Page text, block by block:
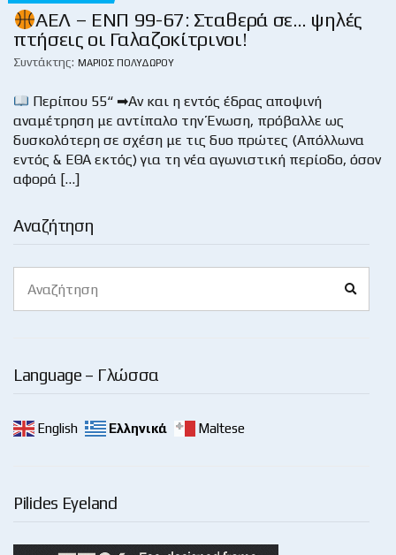
Αναζήτηση
for:
Language – Γλώσσα
English Ελληνικά Maltese
Pilides Eyeland
ΑΕΛ – ΕΝΠ 99-67: Σταθερά σε… ψηλές
πτήσεις οι Γαλαζοκίτρινοι!
Συντάκτης: ΜΆΡΙΟΣ ΠΟΛΥΔΏΡΟΥ
Περίπου 55“ ➡Αν και η εντός έδρας αποψινή
αναμέτρηση με αντίπαλο την Ένωση, πρόβαλλε ως
δυσκολότερη σε σχέση με τις δυο πρώτες (Απόλλωνα
εντός & ΕΘΑ εκτός) για τη νέα αγωνιστική περίοδο, όσον
αφορά […]